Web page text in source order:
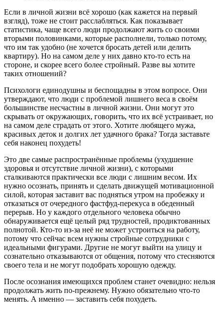
Если в личной жизни всё хорошо (как кажется на первый
взгляд), тоже не стоит расслабляться. Как показывает
статистика, чаще всего люди продолжают жить со своими
вторыми половинками, которые располнели, только потому,
что им так удобно (не хочется бросать детей или делить
квартиру). Но на самом деле у них давно кто-то есть на
стороне, и скорее всего более стройный. Разве вы хотите
таких отношений?
Психологи единодушны и беспощадны в этом вопросе. Они
утверждают, что люди с проблемой лишнего веса в своём
большинстве несчастны в личной жизни. Они могут это
скрывать от окружающих, говорить, что их всё устраивает, но
на самом деле страдать от этого. Хотите любящего мужа,
красивых деток и долгих лет удачного брака? Тогда заставьте
себя наконец похудеть!
Это две самые распространённые проблемы (ухудшение
здоровья и отсутствие личной жизни), с которыми
сталкиваются практически все люди с лишним весом. Их
нужно осознать, принять и сделать движущей мотивационной
силой, которая заставит вас подняться утром на пробежку и
отказаться от очередного фастфуд-перекуса в обеденный
перерыв. Но у каждого отдельного человека обычно
обнаруживается ещё целый ряд трудностей, продиктованных
полнотой. Кто-то из-за неё не может устроиться на работу,
потому что сейчас всем нужны стройные сотрудники с
идеальными фигурами. Другие не могут выйти на улицу и
сознательно отказываются от общения, потому что стесняются
своего тела и не могут подобрать хорошую одежду.
После осознания имеющихся проблем станет очевидно: нельзя
продолжать жить по-прежнему. Нужно обязательно что-то
менять. А именно — заставить себя похудеть.